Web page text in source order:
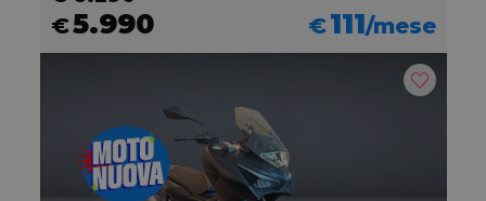
€5.990 €111/mese